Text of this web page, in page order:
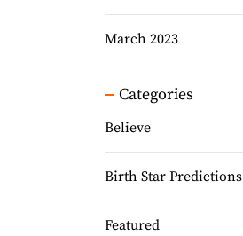
March 2023
Categories
Believe
Birth Star Predictions
Featured